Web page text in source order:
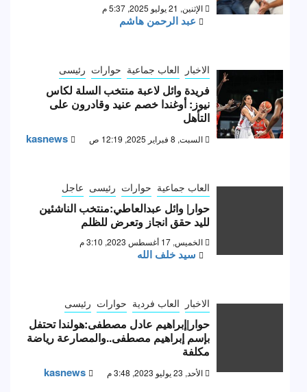
الإثنين, 21 يوليو 2025, 5:37 م
عبد الرحمن هاشم
الاخبار العاب جماعية حوارات رئيسى
فريدة وائل لاعبة منتخب السلة لكاس
نيوز: أوغندا خصم عنيد وقادرون على
التأهل
السبت, 8 فبراير 2025, 12:19 ص kasnews
العاب جماعية حوارات رئيسى عاجل
حوار| وائل عبدالعاطي:منتخب الناشئين
لليد حقق انجاز وتعرض للظلم
الخميس, 17 أغسطس 2023, 3:10 م
سيد خلف الله
الاخبار العاب فردية حوارات رئيسى
حوار|إبراهيم عادل مصطفى:هولندا تحتفل
بإسم إبراهيم مصطفى..والمصارعة رياضة
مكلفة
الأحد, 23 يوليو 2023, 3:48 م kasnews